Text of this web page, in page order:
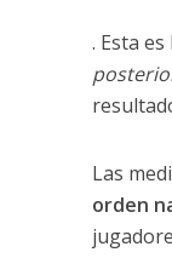
. Esta
Las
orden